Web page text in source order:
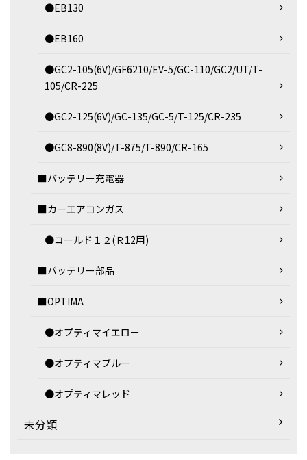
●EB130
●EB160
●GC2-105(6V)/GF6210/EV-5/GC-110/GC2/UT/T-
105/CR-225
●GC2-125(6V)/GC-135/GC-5/T-125/CR-235
●GC8-890(8V)/T-875/T-890/CR-165
■バッテリー充電器
■カーエアコンガス
●コールド１２(Ｒ12用)
■バッテリー部品
■OPTIMA
●オプティマイエロー
●オプティマブルー
●オプティマレッド
未分類